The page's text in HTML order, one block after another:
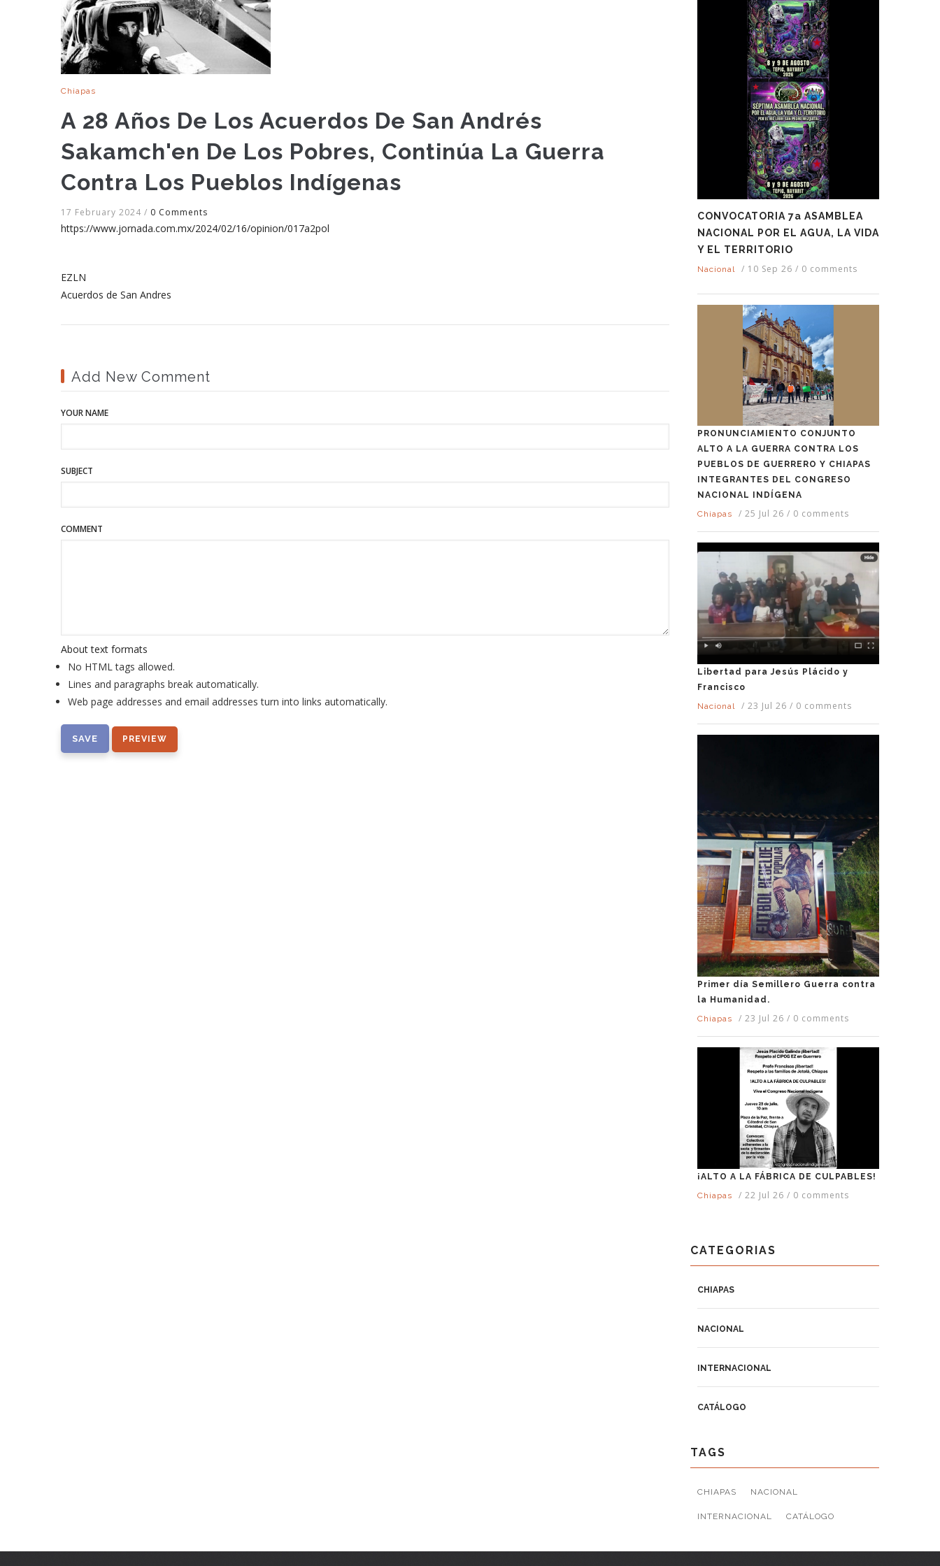
Chiapas
A 28 Años De Los Acuerdos De San Andrés
Sakamch'en De Los Pobres, Continúa La Guerra
Contra Los Pueblos Indígenas
17 February 2024 / 0 Comments
https://www.jornada.com.mx/2024/02/16/opinion/017a2pol
EZLN
Acuerdos de San Andres
Add New Comment
YOUR NAME
SUBJECT
COMMENT
About text formats
No HTML tags allowed.
Lines and paragraphs break automatically.
Web page addresses and email addresses turn into links automatically.
CONVOCATORIA 7a ASAMBLEA
NACIONAL POR EL AGUA, LA VIDA
Y EL TERRITORIO
Nacional / 10 Sep 26 / 0 comments
PRONUNCIAMIENTO CONJUNTO
ALTO A LA GUERRA CONTRA LOS
PUEBLOS DE GUERRERO Y CHIAPAS
INTEGRANTES DEL CONGRESO
NACIONAL INDÍGENA
Chiapas
/ 25 Jul 26 / 0 comments
Libertad para Jesús Plácido y
Francisco
Nacional
/ 23 Jul 26 / 0 comments
Primer día Semillero Guerra contra
la Humanidad.
Chiapas
/ 23 Jul 26 / 0 comments
¡ALTO A LA FÁBRICA DE CULPABLES!
Chiapas
/ 22 Jul 26 / 0 comments
CATEGORIAS
CHIAPAS
NACIONAL
INTERNACIONAL
CATÁLOGO
TAGS
CHIAPAS NACIONAL
INTERNACIONAL CATÁLOGO